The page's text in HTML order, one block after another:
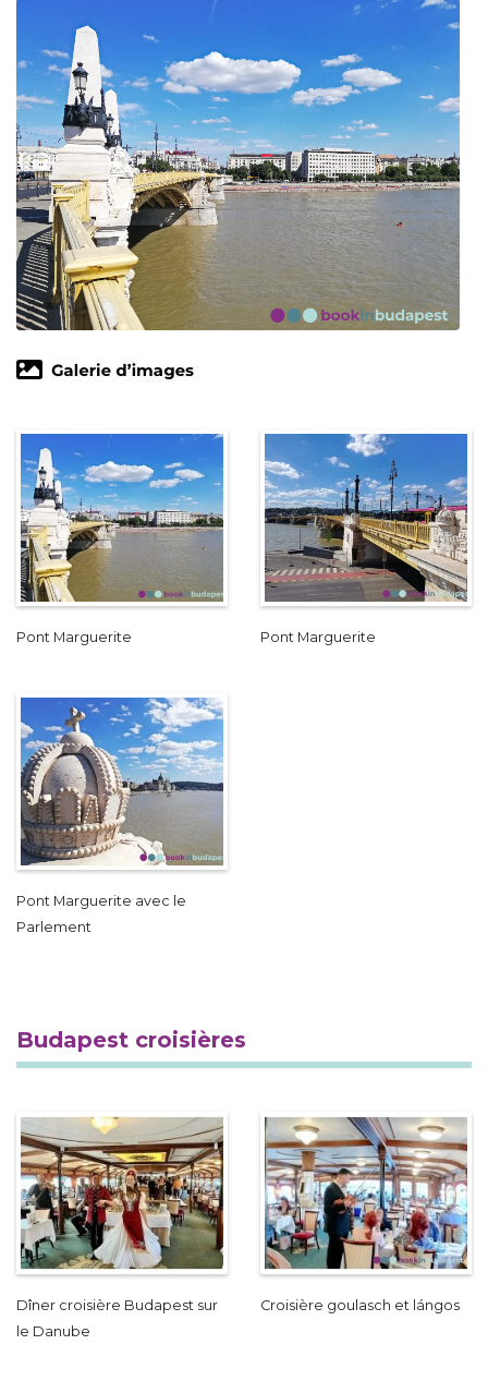
Pont Marguerite Pont Marguerite
Pont Marguerite avec le
Parlement
Budapest croisières
Dîner croisière Budapest sur
le Danube
Croisière goulasch et lángos